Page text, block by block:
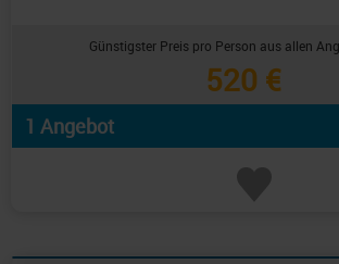
Günstigster Preis pro Person aus allen
520 €
1 Angebot